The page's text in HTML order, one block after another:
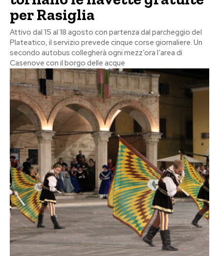
per Rasiglia
Attivo dal 15 al 18 agosto con partenza dal parcheggio del
Plateatico, il servizio prevede cinque corse giornaliere. Un
secondo autobus collegherà ogni mezz’ora l’area di
Casenove con il borgo delle acque